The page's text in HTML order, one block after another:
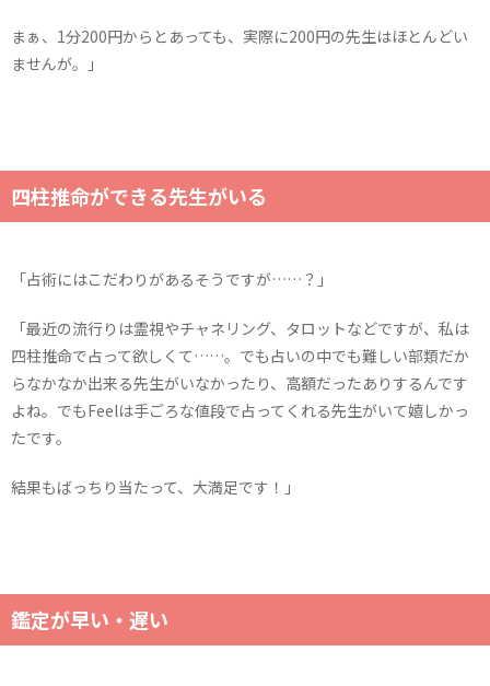
まぁ、1分200円からとあっても、実際に200円の先生はほとんどい
ませんが。」
四柱推命ができる先生がいる
「占術にはこだわりがあるそうですが……？」
「最近の流行りは霊視やチャネリング、タロットなどですが、私は
四柱推命で占って欲しくて……。でも占いの中でも難しい部類だか
らなかなか出来る先生がいなかったり、高額だったありするんです
よね。でもFeelは手ごろな値段で占ってくれる先生がいて嬉しかっ
たです。
結果もばっちり当たって、大満足です！」
鑑定が早い・遅い